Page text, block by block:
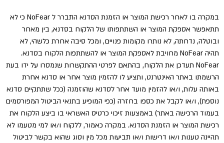
במקרה בו לאחר רכישת המוצר או הזמנת הסדנא התברר ל NoFear כי לא
תתאפשר אספקת המוצר או השתתפותו של הלקוח בסדנא, בין מאחר
ובוטלה, נדחתה, לא נותרו מקומות פנויים, ומכל סיבה אחרת כלשהי, לא
תהיה NoFear מחויבת לאספקת המוצר או להשתתפות הלקוח בסדנא.
NoFear תעדכן את הלקוח, בהתאם לפרטי ההתקשרות שנמסרו על ידו בעת
הרשמתו באתר האינטרנט, ותציע לו להזמין מוצר אחר או סדנא אחרת
באותה עלות, ו/או להזמין מועד אחר לסדנא שהוזמנה (ככל שתתקיים סדנא
נוספת), ו/או לקבל את כספו בחזרה (כפי המופיע בתנאי הביטול המפורסמים
בעמוד הרכישה באתר) באמצעות זיכוי כרטיס האשראי בו ביצע הלקוח את
רכישת המוצר או הזמנת הסדנא. במקרה כאמור, ללקוח ו/או למי מטעמו לא
תהיינה טענות ו/או דרישות ו/או תביעות מכל מין וסוג שהוא בקשר לביטול